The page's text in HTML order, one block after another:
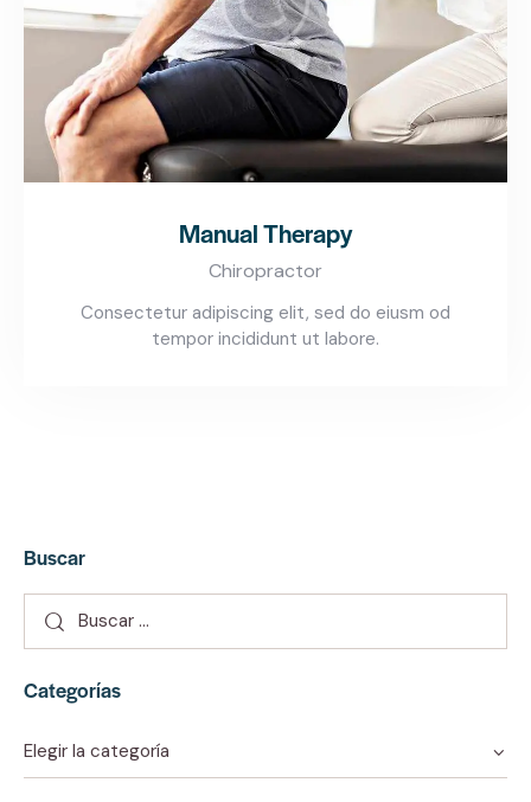
Manual Therapy
Chiropractor
Consectetur adipiscing elit, sed do eiusm od
tempor incididunt ut labore.
Buscar
Categorías